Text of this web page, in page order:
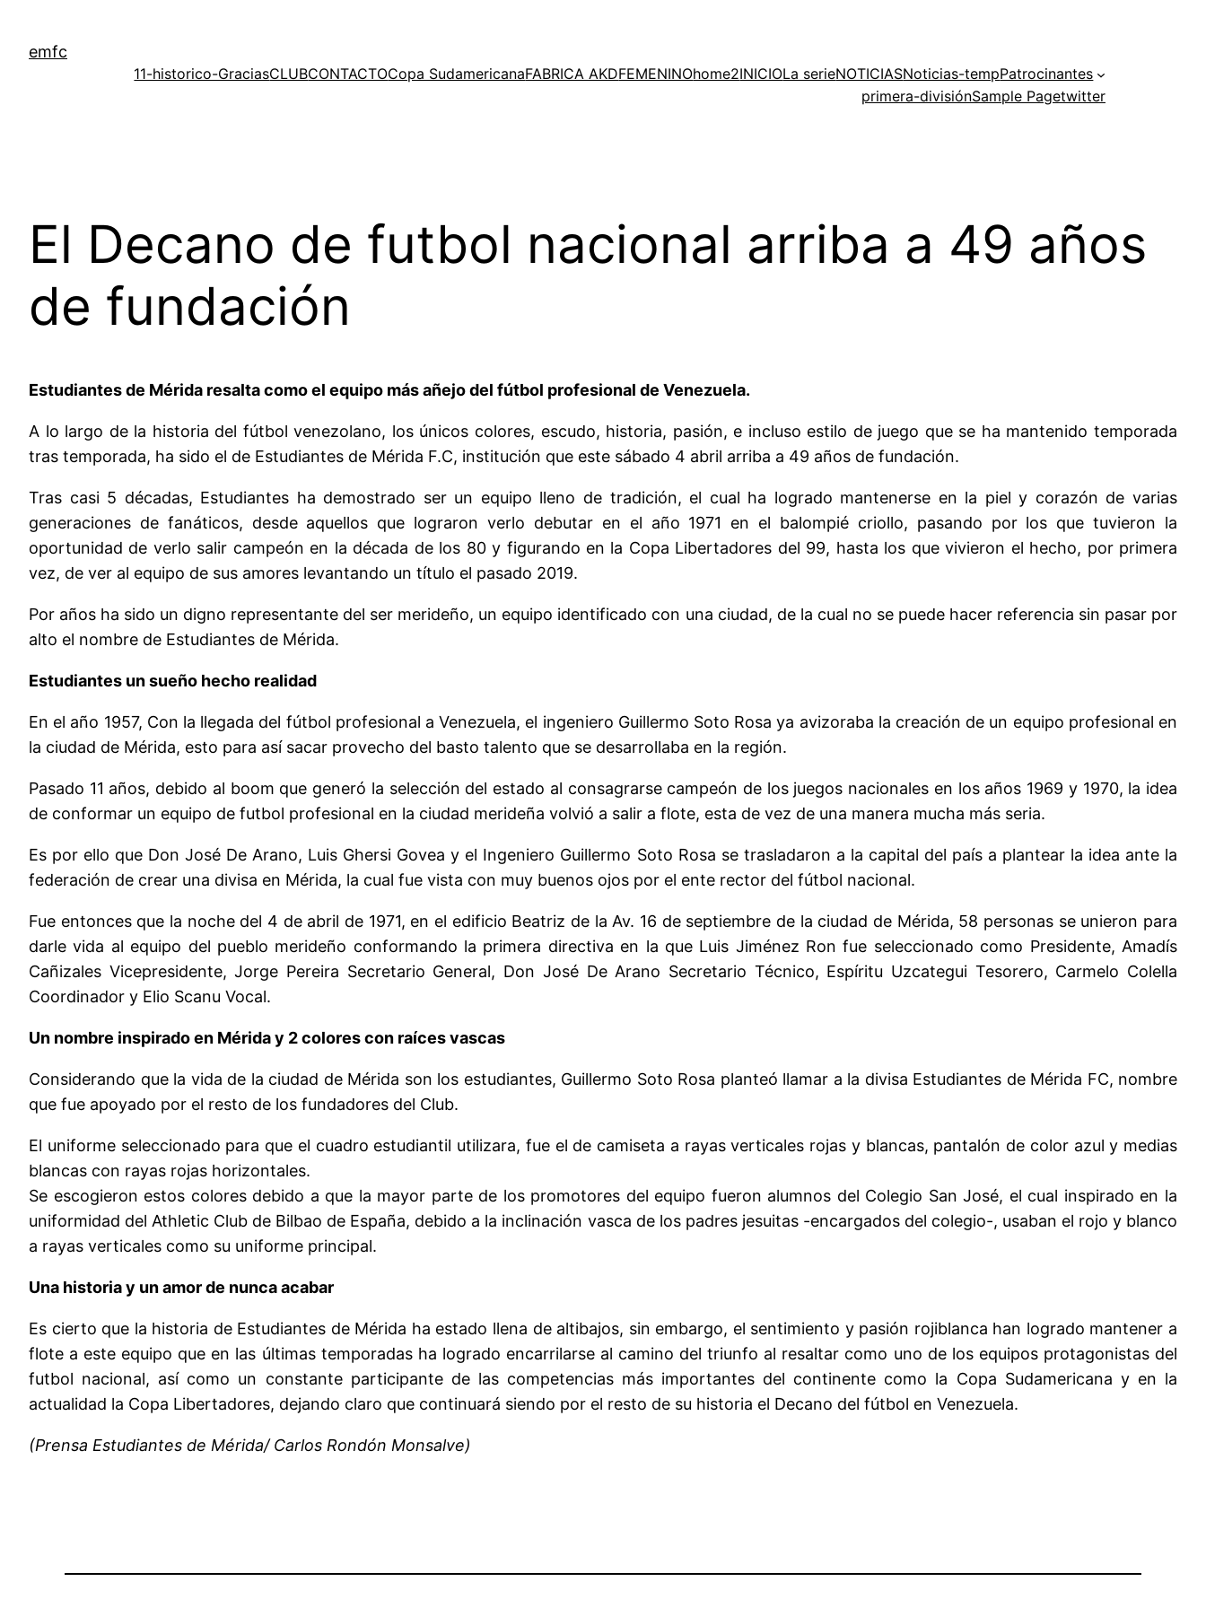
contenido
emfc
11-historico-GraciasCLUBCONTACTOCopa SudamericanaFABRICA AKDFEMENINOhome2INICIOLa serieNOTICIASNoticias-tempPatrocinantes
primera-divisiónSample Pagetwitter
El Decano de futbol nacional arriba a 49 años
de fundación
Estudiantes de Mérida resalta como el equipo más añejo del fútbol profesional de Venezuela.
A lo largo de la historia del fútbol venezolano, los únicos colores, escudo, historia, pasión, e incluso estilo de juego que se ha mantenido temporada
tras temporada, ha sido el de Estudiantes de Mérida F.C, institución que este sábado 4 abril arriba a 49 años de fundación.
Tras casi 5 décadas, Estudiantes ha demostrado ser un equipo lleno de tradición, el cual ha logrado mantenerse en la piel y corazón de varias
generaciones de fanáticos, desde aquellos que lograron verlo debutar en el año 1971 en el balompié criollo, pasando por los que tuvieron la
oportunidad de verlo salir campeón en la década de los 80 y figurando en la Copa Libertadores del 99, hasta los que vivieron el hecho, por primera
vez, de ver al equipo de sus amores levantando un título el pasado 2019.
Por años ha sido un digno representante del ser merideño, un equipo identificado con una ciudad, de la cual no se puede hacer referencia sin pasar por
alto el nombre de Estudiantes de Mérida.
Estudiantes un sueño hecho realidad
En el año 1957, Con la llegada del fútbol profesional a Venezuela, el ingeniero Guillermo Soto Rosa ya avizoraba la creación de un equipo profesional en
la ciudad de Mérida, esto para así sacar provecho del basto talento que se desarrollaba en la región.
Pasado 11 años, debido al boom que generó la selección del estado al consagrarse campeón de los juegos nacionales en los años 1969 y 1970, la idea
de conformar un equipo de futbol profesional en la ciudad merideña volvió a salir a flote, esta de vez de una manera mucha más seria.
Es por ello que Don José De Arano, Luis Ghersi Govea y el Ingeniero Guillermo Soto Rosa se trasladaron a la capital del país a plantear la idea ante la
federación de crear una divisa en Mérida, la cual fue vista con muy buenos ojos por el ente rector del fútbol nacional.
Fue entonces que la noche del 4 de abril de 1971, en el edificio Beatriz de la Av. 16 de septiembre de la ciudad de Mérida, 58 personas se unieron para
darle vida al equipo del pueblo merideño conformando la primera directiva en la que Luis Jiménez Ron fue seleccionado como Presidente, Amadís
Cañizales Vicepresidente, Jorge Pereira Secretario General, Don José De Arano Secretario Técnico, Espíritu Uzcategui Tesorero, Carmelo Colella
Coordinador y Elio Scanu Vocal.
Un nombre inspirado en Mérida y 2 colores con raíces vascas
Considerando que la vida de la ciudad de Mérida son los estudiantes, Guillermo Soto Rosa planteó llamar a la divisa Estudiantes de Mérida FC, nombre
que fue apoyado por el resto de los fundadores del Club.
El uniforme seleccionado para que el cuadro estudiantil utilizara, fue el de camiseta a rayas verticales rojas y blancas, pantalón de color azul y medias
blancas con rayas rojas horizontales.
Se escogieron estos colores debido a que la mayor parte de los promotores del equipo fueron alumnos del Colegio San José, el cual inspirado en la
uniformidad del Athletic Club de Bilbao de España, debido a la inclinación vasca de los padres jesuitas -encargados del colegio-, usaban el rojo y blanco
a rayas verticales como su uniforme principal.
Una historia y un amor de nunca acabar
Es cierto que la historia de Estudiantes de Mérida ha estado llena de altibajos, sin embargo, el sentimiento y pasión rojiblanca han logrado mantener a
flote a este equipo que en las últimas temporadas ha logrado encarrilarse al camino del triunfo al resaltar como uno de los equipos protagonistas del
futbol nacional, así como un constante participante de las competencias más importantes del continente como la Copa Sudamericana y en la
actualidad la Copa Libertadores, dejando claro que continuará siendo por el resto de su historia el Decano del fútbol en Venezuela.
(Prensa Estudiantes de Mérida/ Carlos Rondón Monsalve)